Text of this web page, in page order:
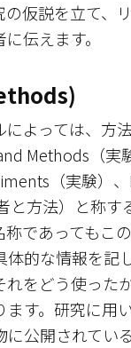
の仮説を立て、
伝えます。
によっては、方
Methods（実
（実験）
と方法）と称す
称であってもこ
的な情報を記
れをどう使った
ます。研究に用
に公開されてい